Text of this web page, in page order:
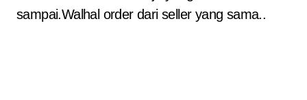
sampai.Walhal order dari seller yang sama..